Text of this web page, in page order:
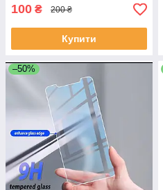
100 ₴ 200 ₴
Купити
–50%